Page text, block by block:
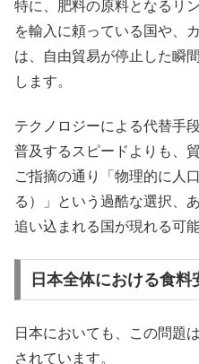
特に、肥料の原料となるリ
を輸入に頼っている国や、
は、自由貿易が停止した瞬
します。
テクノロジーによる代替手
普及するスピードよりも、
ご指摘の通り「物理的に人
る）」という過酷な選択、
追い込まれる国が現れる可
日本全体における食料
日本においても、この問題
されています。